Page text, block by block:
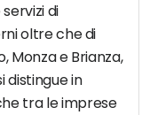
di
oltre che di
Monza e Brianza,
distingue in
tra le imprese